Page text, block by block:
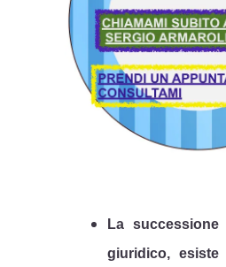
La
giuridico,